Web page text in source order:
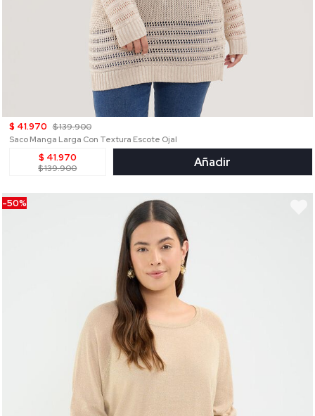
$ 41.970 $ 139.900
Saco Manga Larga Con Textura Escote Ojal
$ 41.970
$ 139.900 Añadir
-50%